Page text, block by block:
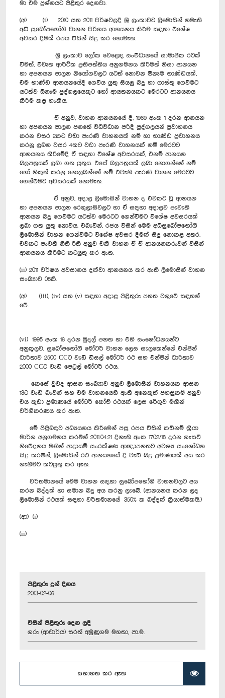
මා එම ප්‍රශ්නයට පිළිතුර දෙනවා.
(අ) (i) 2010 සහ 2011 වර්ෂවලදී ශ්‍රී ලංකාවට ලිමොසින් නමැති
අධි ‍සුඛෝපභෝගි වාහන වර්ගය ආනයනය කිරීම සඳහා විශේෂ
අවසර දීමක් රජය විසින් සිදු කර නොමැත.
ශ්‍රී ලංකාව ලෝක වෙළෙඳ සංවිධානයේ සාමාජික රටක්
වීමත්, විවෘත ආර්ථික ප්‍රතිපත්තිය අනුගමනය කිරීමත් නිසා ආනයන
හා අපනයන පාලන නියෝගවලට යටත් නොවන ඕනෑම භාණ්ඩයක්,
එම භාණ්ඩ ආනයනයේදී ගෙවිය යුතු සියලු බදු හා ගාස්තු ගෙවීමට
යටත්ව ඕනෑම පුද්ගලයෙකුට හෝ ආයතනයකට මෙරටට ආනයනය
කිරීම කළ හැකිය.
ඒ අනුව, වාහන ආනයනයේ දී, 1969 අංක 1 දරන ආනයන
හා අපනයන පාලන පනතේ විධිවිධාන පරිදි පුද්ගලයන් ප්‍රවාහනය
කරන වසර 2කට වඩා‍ පැරණි වාහනයක් නම් හා භාණ්ඩ ප්‍රවාහනය
කරනු ලබන වසර 4කට වඩා පැරණි වාහනයක් නම් මෙරටට
ආනයනය කිරීමේදී ඒ සඳහා විශේෂ අවසරයක්, එනම් ආනයන
බලපත්‍රයක් ලබා ගත යුතුය. එසේ බලපත්‍රයක් ලබා නොගන්නේ නම්
හෝ නිකුත් කරනු නොලබන්නේ නම් එවැනි පැරණි වාහන මෙරටට
ගෙන්වීමට අවසරයක් නොමැත.
ඒ අනුව, අදාළ ලිමොසින් වාහන ද එවකට වූ ආනයන
හා අපනයන පාලන රෙගුලාසිවලට හා ඒ සඳහා අදාළව පැවැති
ආනයන බදු ගෙවීමට යටත්ව මෙරටට ගෙන්වීමට විශේෂ අවසරයක්
ලබා ගත යුතු නොවීය. එබැවින්, රජය විසින් මෙම අධිසුඛෝපභෝගි
ලිමොසින් වාහන ගෙන්වීමට විශේෂ අවසර දීමක් සිදු නොකළ අතර,
එවකට පැවති නීති-රීති අනුව එකී වාහන ඒ ඒ ආනයනකරුවන් විසින්
ආනයනය කිරීමට කටයුතු කර ඇත.
(ii) 2011 වර්ෂය අවසානය දක්වා ආනයනය කර ඇති ලිමොසින් වාහන
සංඛ්‍යාව 08කි.
(අ) (iii), (iv) සහ (v) සඳහා අදාළ පිළිතුරු පහත වගුවේ සඳහන්
වේ.
(vi) 1995 අංක 16 දරන මුදල් පනත හා එහි සංශෝධනයන්ට
අනුකූලව, සුඛෝපභෝගී මෝටර් වාහන ලෙස සැලකෙන්නේ එන්ජින්
ධාරිතාව 2500 CCට වැඩි ඩීසල් මෝටර් රථ සහ එන්ජින් ධාරිතාව
2000 CCට වැඩි පෙට්‍රල් මෝටර් රථය.
කෙසේ වුවද ආසන සංඛ්‍යාව අනුව ලිමොසින් වාහනයක ආසන
13ට වැඩි බැවින් සහ එම වාහනයෙහි ඇති අනෙකුත් පහසුකම් අනුව
එය කුඩා ප්‍රමාණයේ මෝටර් කෝච් රථයක් ලෙස රේගුව මඟින්
වර්ගීකරණය කර ඇත.
මේ පිළිබඳව අධ්‍යයනය කිරීමෙන් පසු රජය විසින් කඩිනම් ක්‍රියා
මාර්ග අනුගමනය කරමින් 2011.04.21 දිනැති අංක 1702/18 දරන ගැසට්
නිවේදනය මඟින් ආදායම් සංරක්ෂණ ආඥාපනතට අවශ්‍ය සංශෝධන
සිදු කරමින්, ලිමොසින් රථ ආනයනයේ දී වැඩි බදු ප්‍රමාණයක් අය කර
ගැනීමට කටයුතු කර ඇත.
වර්තමානයේ මෙම වාහන සඳහා සුඛෝපභෝගි වාහනවලට අය
කරන බද්දක් හා සමාන බදු අය කරනු ලැබේ. (ආනයනය කරන ලද
ලිමොසින් රථයක් සඳහා වර්තමානයේ 350% ක බද්දක් ක්‍රියාත්මකයි.)
(ආ) (i)
(ii)
පිළිතුරු දුන් දිනය
2013-02-06
විසින් පිළිතුරු දෙන ලදී
ගරු (ආචාර්ය) සරත් අමුණුගම මහතා, පා.ම.
සභාගත කර ඇත